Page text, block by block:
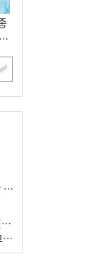
‘장수기업 세무조사 유예’ 파격 인센티브, 부산 유출 막을까
부산선관위 지선 Q&A ③ 사전투표 일정·사전투표함 보관
부산선관위 지선 Q&A ② 선거운동(유권자) 교육감투표용지